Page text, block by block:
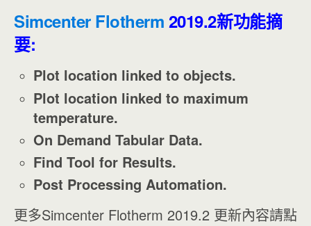
Simcenter Flotherm 2019.2新功能摘
要:
Plot location linked to objects.
Plot location linked to maximum
temperature.
On Demand Tabular Data.
Find Tool for Results.
Post Processing Automation.
更多Simcenter Flotherm 2019.2 更新內容請點